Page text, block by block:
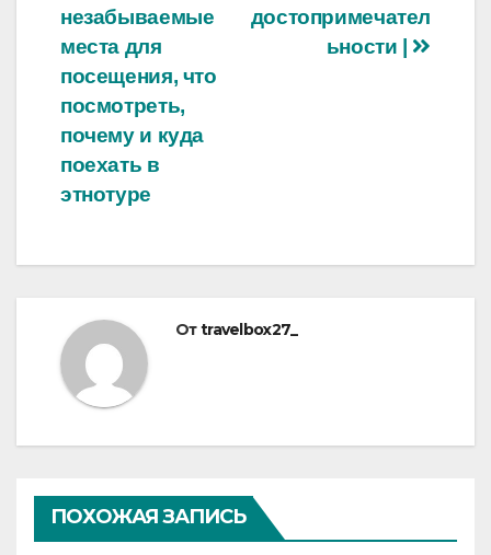
записям
достопримечател
ьности |
незабываемые
места для
посещения, что
посмотреть,
почему и куда
поехать в
этнотуре
Отtravelbox27_
ПОХОЖАЯ ЗАПИСЬ